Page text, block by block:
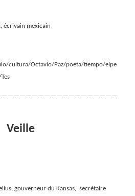
écrivain mexicain
cultura/Octavio/Paz/poeta/tiempo/elpe
Veille
gouverneur du Kansas,
secrétaire